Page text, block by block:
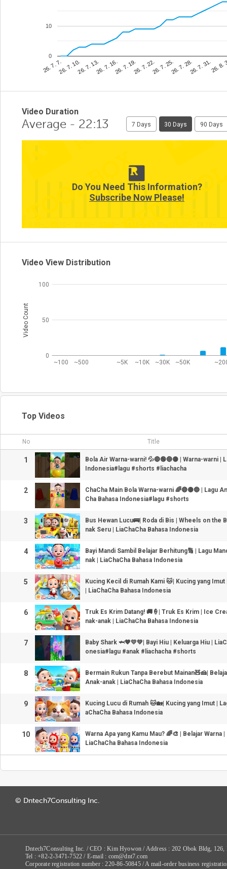
26. 7. 7.26. 7. 10.26. 7. 13.26. 7. 16.26. 7. 19.26. 7. 22.26. 7. 25.26. 7. 28.26. 7. 31.26. 8.
0
10
Video Duration
Average - 22:13 7 Days 30 Days 90 Days
Do You Need This Information?
Subscribe Now Please!
Video View Distribution
~100 ~500 ~5K ~10K ~30K ~50K
0
50
100
Video Count
Top Videos
No Title
1
Bola Air Warna-warni! 💦🔴🟢🔵🟡 | Warna-warni |
Indonesia#lagu #shorts #liachacha
2
ChaCha Main Bola Warna-warni 🌈🔴🟡🔵 | Lagu
Cha Bahasa Indonesia#lagu #shorts
3
Bus Hewan Lucu🚌| Roda di Bis | Wheels on the
nak Seru | LiaChaCha Bahasa Indonesia
4
Bayi Mandi Sambil Belajar Berhitung🔢 | Lagu
nak | LiaChaCha Bahasa Indonesia
5
Kucing Kecil di Rumah Kami 🐱| Kucing yang Imut
| LiaChaCha Bahasa Indonesia
6
Truk Es Krim Datang! 🚚🍦| Truk Es Krim | Ice
nak-anak | LiaChaCha Bahasa Indonesia
7
Baby Shark 🦈🧡💛💚| Bayi Hiu | Keluarga Hiu |
onesia#lagu #anak #liachacha #shorts
8
Bermain Rukun Tanpa Berebut Mainan🧸🍰|
Anak-anak | LiaChaCha Bahasa Indonesia
9
Kucing Lucu di Rumah 🐱🏡| Kucing yang Imut |
aChaCha Bahasa Indonesia
10
Warna Apa yang Kamu Mau? 🌈🎨 | Belajar Warna
LiaChaCha Bahasa Indonesia
© Dntech7Consulting Inc.
Dntech7Consulting Inc. / CEO : Kim Hyowon / Address : 202 Obok Bldg, 126,
Tel : +82-2-3471-7522 / E-mail : com@dnt7.com
Corporate registration number : 220-86-50845 / A mail-order business